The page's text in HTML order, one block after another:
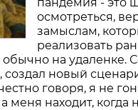
осмотреться,
замыслам,
реализовать
обычно на удаленке.
новый
говоря, я не
меня находит, когда